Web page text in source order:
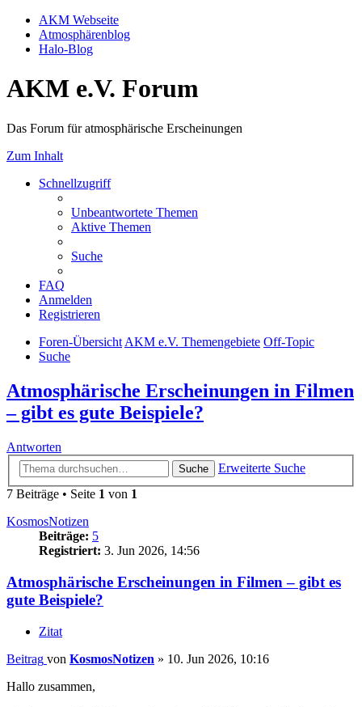
AKM Webseite
Atmosphärenblog
Halo-Blog
AKM e.V. Forum
Das Forum für atmosphärische Erscheinungen
Zum Inhalt
Schnellzugriff
Unbeantwortete Themen
Aktive Themen
Suche
FAQ
Anmelden
Registrieren
Foren-Übersicht AKM e.V. Themengebiete Off-Topic
Suche
Atmosphärische Erscheinungen in Filmen
– gibt es gute Beispiele?
Antworten
Suche
Erweiterte Suche
7 Beiträge • Seite 1 von 1
KosmosNotizen
Beiträge: 5
Registriert: 3. Jun 2026, 14:56
Atmosphärische Erscheinungen in Filmen – gibt es
gute Beispiele?
Zitat
Beitrag von KosmosNotizen » 10. Jun 2026, 10:16
Hallo zusammen,